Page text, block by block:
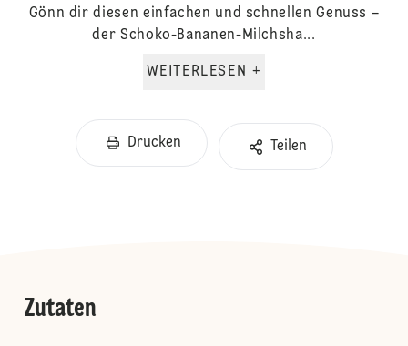
Gönn dir diesen einfachen und schnellen Genuss –
der Schoko-Bananen-Milchsha...
WEITERLESEN +
Drucken Teilen
Zutaten